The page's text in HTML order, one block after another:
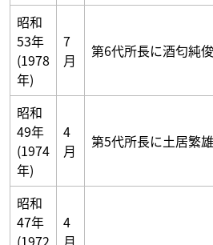
昭和
53年
(1978
年)
7
月
第6代所長に酒匂純俊
昭和
49年
(1974
年)
4
月
第5代所長に土居繁雄
昭和
47年
4